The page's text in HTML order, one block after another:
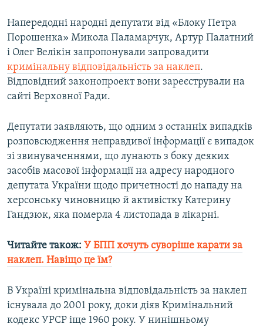
Напередодні народні депутати від «Блоку Петра
Порошенка» Микола Паламарчук, Артур Палатний
і Олег Велікін запропонували запровадити
кримінальну відповідальність за наклеп.
Відповідний законопроект вони зареєстрували на
сайті Верховної Ради.
Депутати заявляють, що одним з останніх випадків
розповсюдження неправдивої інформації є випадок
зі звинуваченнями, що лунають з боку деяких
засобів масової інформації на адресу народного
депутата України щодо причетності до нападу на
херсонську чиновницю й активістку Катерину
Гандзюк, яка померла 4 листопада в лікарні.
Читайте також: У БПП хочуть суворіше карати за
наклеп. Навіщо це їм?
В Україні кримінальна відповідальність за наклеп
існувала до 2001 року, доки діяв Кримінальний
кодекс УРСР іще 1960 року. У нинішньому